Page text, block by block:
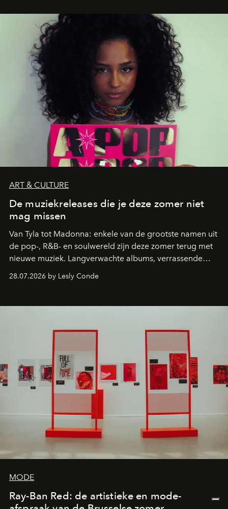
neerstrijkt in Saint-Tropez. Dit zijn de nieuwe adressen
die deze zomer de toon zetten, van lange lunches tot
zwoele nachten.
ART & CULTURE
De muziekreleases die je deze zomer niet
mag missen
Van Tyla tot Madonna: enkele van de grootste namen uit
de pop-, R&B- en soulwereld zijn deze zomer terug met
nieuwe muziek. Langverwachte albums, verrassende
comebacks en veelbelovende nieuwe projecten: dit zijn
de releases die je niet mag missen.
28.07.2026 by Lesly Conde
MODE
Ray-Ban Red: de artistieke en mode-